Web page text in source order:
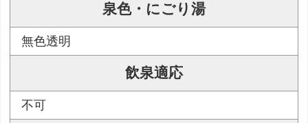
泉色・にごり湯
無色透明
飲泉適応
不可